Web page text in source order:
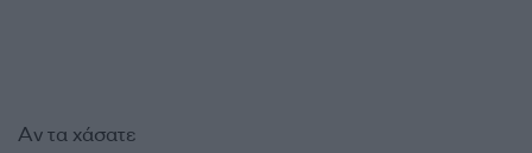
Αν τα χάσατε